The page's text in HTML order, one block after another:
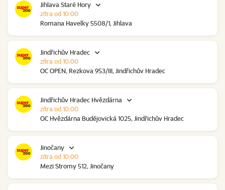
Jihlava Staré Hory
Romana Havelky 5508/1, Jihlava
zítra od 10:00
Jindřichův Hradec
OC OPEN, Rezkova 953/III, Jindřichův Hradec
zítra od 10:00
Jindřichův Hradec Hvězdárna
OC Hvězdárna Budějovická 1025, Jindřichův Hradec
zítra od 10:00
Jinočany
Mezi Stromy 512, Jinočany
zítra od 10:00